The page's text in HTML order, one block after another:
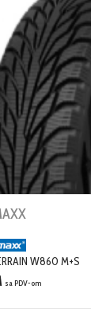
W860 M+S
sa PDV-om